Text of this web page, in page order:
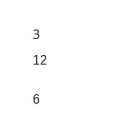
3
12
6